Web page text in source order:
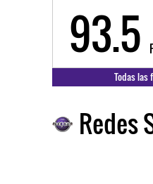
93.5
Todas las
Redes